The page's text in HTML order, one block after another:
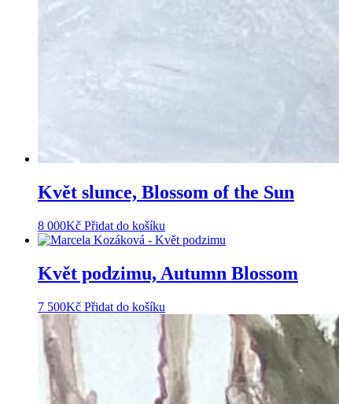
Květ slunce, Blossom of the Sun
8 000Kč Přidat do košíku
Květ podzimu, Autumn Blossom
7 500Kč Přidat do košíku